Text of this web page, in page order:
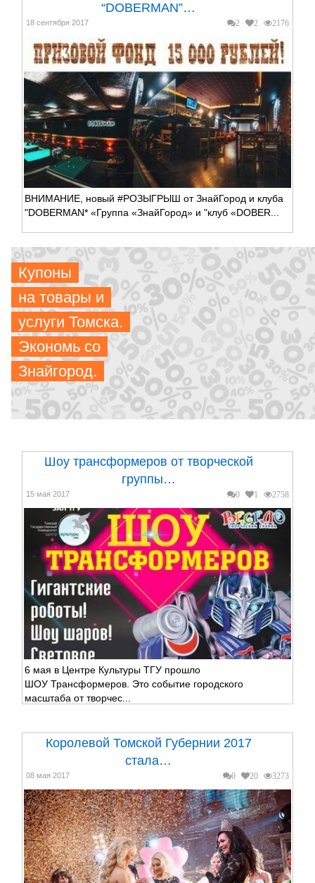
“DOBERMAN”…
2 2 2176
18 сентября 2017
ВНИМАНИЕ, новый #РОЗЫГРЫШ от ЗнайГород и клуба
"DOBERMAN* «Группа «ЗнайГород» и "клуб «DOBER...
Купоны
на товары и
услуги Томска.
Экономь со
Знайгород.
Шоу трансформеров от творческой
группы…
0 1 2758
15 мая 2017
6 мая в Центре Культуры ТГУ прошло
ШОУ Трансформеров. Это событие городского
масштаба от творчес...
Королевой Томской Губернии 2017
стала…
0 20 3273
08 мая 2017